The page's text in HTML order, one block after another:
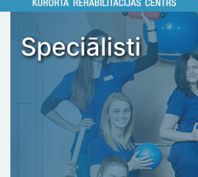
Speciālisti